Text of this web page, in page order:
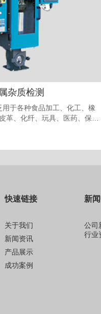
杂质检测
于各种食品加工、化工、橡
革、化纤、玩具、医药、保健
快速链接
关于我们
新闻资讯
产品展示
成功案例
新
公司
行业